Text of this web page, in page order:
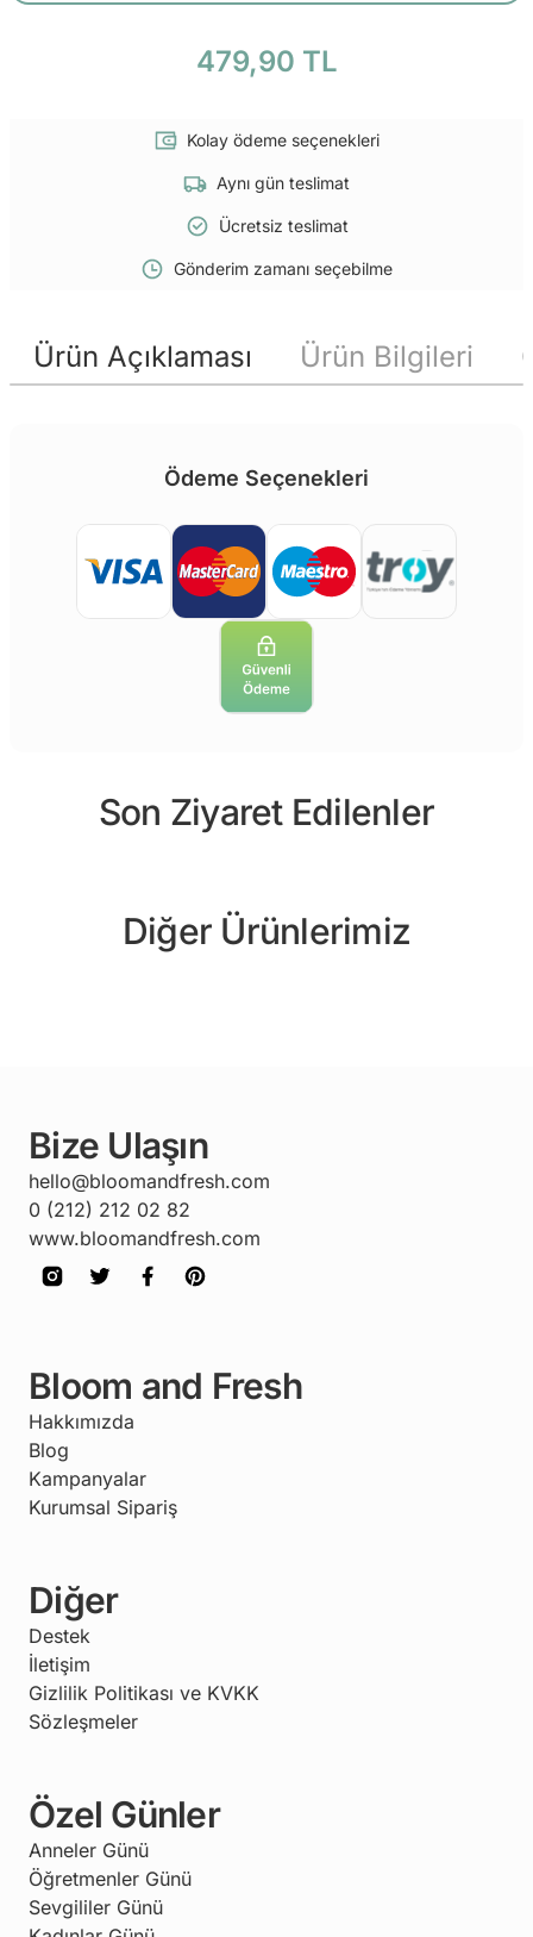
479,90 TL
Kolay ödeme seçenekleri
Aynı gün teslimat
Ücretsiz teslimat
Gönderim zamanı seçebilme
Ürün Açıklaması Ürün Bilgileri
Ödeme Seçenekleri
Son Ziyaret Edilenler
Diğer Ürünlerimiz
Bize Ulaşın
hello@bloomandfresh.com
0 (212) 212 02 82
www.bloomandfresh.com
Bloom and Fresh
Hakkımızda
Blog
Kampanyalar
Kurumsal Sipariş
Diğer
Destek
İletişim
Gizlilik Politikası ve KVKK
Sözleşmeler
Özel Günler
Anneler Günü
Öğretmenler Günü
Sevgililer Günü